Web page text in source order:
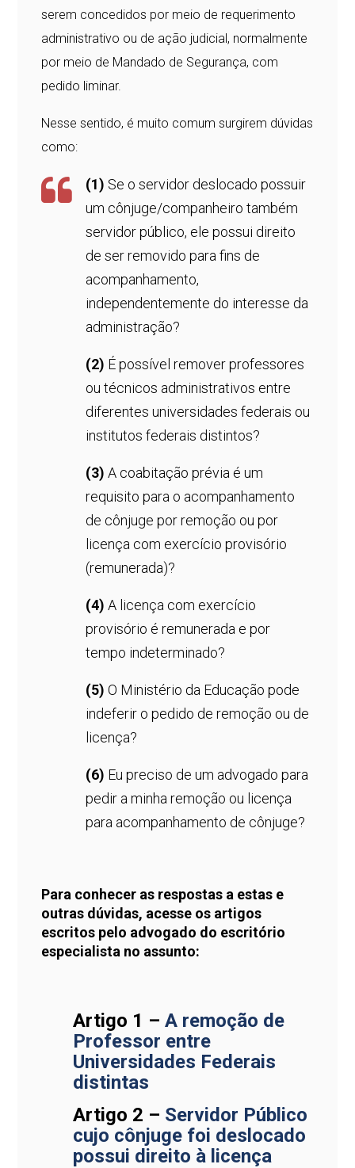
serem concedidos por meio de requerimento
administrativo ou de ação judicial, normalmente
por meio de Mandado de Segurança, com
pedido liminar.
Nesse sentido, é muito comum surgirem dúvidas
como:
(1) Se o servidor deslocado possuir
um cônjuge/companheiro também
servidor público, ele possui direito
de ser removido para fins de
acompanhamento,
independentemente do interesse da
administração?
(2) É possível remover professores
ou técnicos administrativos entre
diferentes universidades federais ou
institutos federais distintos?
(3) A coabitação prévia é um
requisito para o acompanhamento
de cônjuge por remoção ou por
licença com exercício provisório
(remunerada)?
(4) A licença com exercício
provisório é remunerada e por
tempo indeterminado?
(5) O Ministério da Educação pode
indeferir o pedido de remoção ou de
licença?
(6) Eu preciso de um advogado para
pedir a minha remoção ou licença
para acompanhamento de cônjuge?
Para conhecer as respostas a estas e
outras dúvidas, acesse os artigos
escritos pelo advogado do escritório
especialista no assunto:
Artigo 1 – A remoção de
Professor entre
Universidades Federais
distintas
Artigo 2 – Servidor Público
cujo cônjuge foi deslocado
possui direito à licença